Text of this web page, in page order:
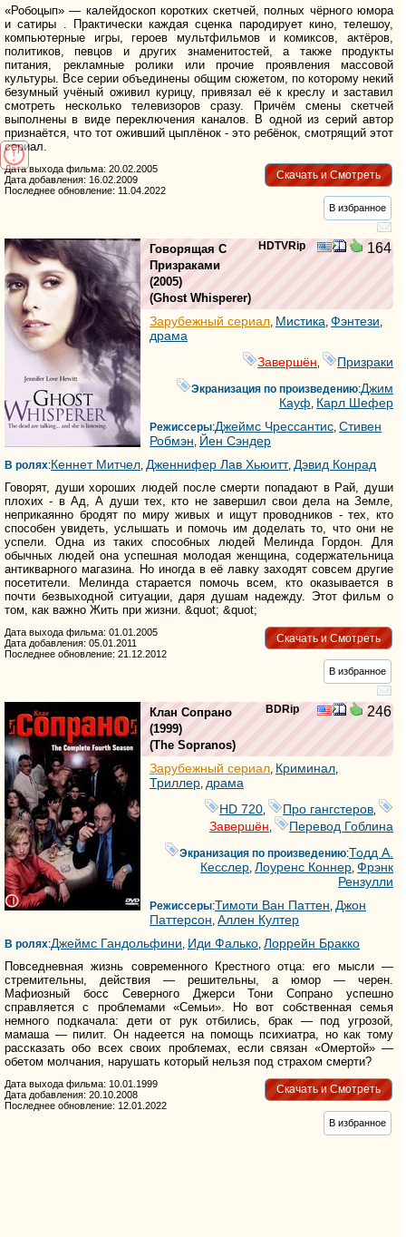
«Робоцып» — калейдоскоп коротких скетчей, полных чёрного юмора
и сатиры . Практически каждая сценка пародирует кино, телешоу,
компьютерные игры, героев мультфильмов и комиксов, актёров,
политиков, певцов и других знаменитостей, а также продукты
питания, рекламные ролики или прочие проявления массовой
культуры. Все серии объединены общим сюжетом, по которому некий
безумный учёный оживил курицу, привязал её к креслу и заставил
смотреть несколько телевизоров сразу. Причём смены скетчей
выполнены в виде переключения каналов. В одной из серий автор
признаётся, что тот оживший цыплёнок - это ребёнок, смотрящий этот
сериал.
Скачать и Смотреть
Дата выхода фильма: 20.02.2005
Дата добавления: 16.02.2009
Последнее обновление: 11.04.2022
В избранное
HDTVRip 164
Говорящая С
Призраками
(2005)
(Ghost Whisperer)
Зарубежный сериал, Мистика, Фэнтези,
драма
Завершён
Призраки
Экранизация по произведению:Джим
Кауф, Карл Шефер
Режиссеры:Джеймс Чрессантис, Стивен
Робмэн, Йен Сэндер
В ролях:Кеннет Митчел, Дженнифер Лав Хьюитт, Дэвид Конрад
Говорят, души хороших людей после смерти попадают в Рай, души
плохих - в Ад, А души тех, кто не завершил свои дела на Земле,
неприкаянно бродят по миру живых и ищут проводников - тех, кто
способен увидеть, услышать и помочь им доделать то, что они не
успели. Одна из таких способных людей Мелинда Гордон. Для
обычных людей она успешная молодая женщина, содержательница
антикварного магазина. Но иногда в её лавку заходят совсем другие
посетители. Мелинда старается помочь всем, кто оказывается в
почти безвыходной ситуации, даря душам надежду. Этот фильм о
том, как важно Жить при жизни. &quot; &quot;
Скачать и Смотреть
Дата выхода фильма: 01.01.2005
Дата добавления: 05.01.2011
Последнее обновление: 21.12.2012
В избранное
BDRip 246
Клан Сопрано
(1999)
(The Sopranos)
Зарубежный сериал, Криминал,
Триллер, драма
HD 720
Про гангстеров
Завершён Перевод Гоблина
Экранизация по произведению:Тодд А.
Кесслер,Лоуренс Коннер,Фрэнк
Рензулли
Режиссеры:Тимоти Ван Паттен, Джон
Паттерсон, Аллен Култер
В ролях:Джеймс Гандольфини, Иди Фалько, Лоррейн Бракко
Повседневная жизнь современного Крестного отца: его мысли —
стремительны, действия — решительны, а юмор — черен.
Мафиозный босс Северного Джерси Тони Сопрано успешно
справляется с проблемами «Семьи». Но вот собственная семья
немного подкачала: дети от рук отбились, брак — под угрозой,
мамаша — пилит. Он надеется на помощь психиатра, но как тому
рассказать обо всех своих проблемах, если связан «Омертой» —
обетом молчания, нарушать который нельзя под страхом смерти?
Скачать и Смотреть
Дата выхода фильма: 10.01.1999
Дата добавления: 20.10.2008
Последнее обновление: 12.01.2022
В избранное